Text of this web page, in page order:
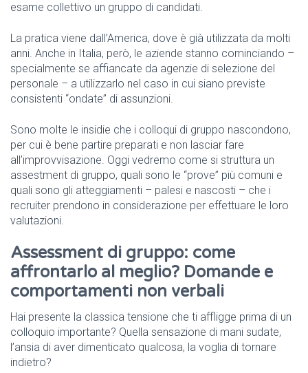
esame collettivo un gruppo di candidati.
La pratica viene dall’America, dove è già utilizzata da molti
anni. Anche in Italia, però, le aziende stanno cominciando –
specialmente se affiancate da agenzie di selezione del
personale – a utilizzarlo nel caso in cui siano previste
consistenti “ondate” di assunzioni.
Sono molte le insidie che i colloqui di gruppo nascondono,
per cui è bene partire preparati e non lasciar fare
all’improvvisazione. Oggi vedremo come si struttura un
assestment di gruppo, quali sono le “prove” più comuni e
quali sono gli atteggiamenti – palesi e nascosti – che i
recruiter prendono in considerazione per effettuare le loro
valutazioni.
Assessment di gruppo: come
affrontarlo al meglio? Domande e
comportamenti non verbali
Hai presente la classica tensione che ti affligge prima di un
colloquio importante? Quella sensazione di mani sudate,
l’ansia di aver dimenticato qualcosa, la voglia di tornare
indietro?